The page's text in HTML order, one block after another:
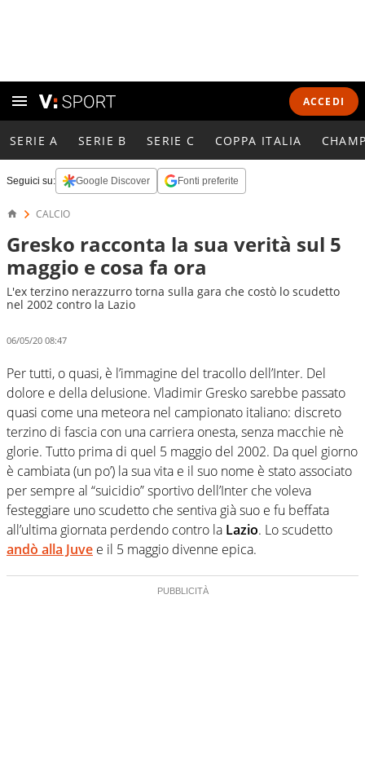
ACCEDI
SERIE A SERIE B SERIE C COPPA ITALIA
Seguici su: Google Discover Fonti preferite
CALCIO
Gresko racconta la sua verità sul 5
maggio e cosa fa ora
L'ex terzino nerazzurro torna sulla gara che costò lo scudetto
nel 2002 contro la Lazio
06/05/20 08:47
Per tutti, o quasi, è l’immagine del tracollo dell’Inter. Del
dolore e della delusione. Vladimir Gresko sarebbe passato
quasi come una meteora nel campionato italiano: discreto
terzino di fascia con una carriera onesta, senza macchie nè
glorie. Tutto prima di quel 5 maggio del 2002. Da quel giorno
è cambiata (un po’) la sua vita e il suo nome è stato associato
per sempre al “suicidio” sportivo dell’Inter che voleva
festeggiare uno scudetto che sentiva già suo e fu beffata
all’ultima giornata perdendo contro la Lazio. Lo scudetto
andò alla Juve e il 5 maggio divenne epica.